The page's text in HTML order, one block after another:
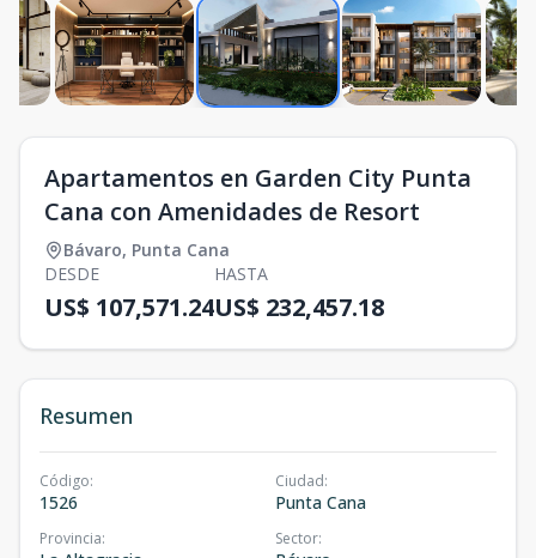
Apartamentos en Garden City Punta
Cana con Amenidades de Resort
Bávaro, Punta Cana
DESDE
US$ 107,571.24
HASTA
US$ 232,457.18
Resumen
Código:
1526
Ciudad:
Punta Cana
Provincia: Sector: